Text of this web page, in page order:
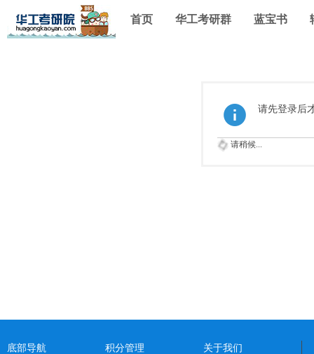
首页 华工考研群 蓝宝书
请先登录后
请稍候...
底部导航 积分管理 关于我们